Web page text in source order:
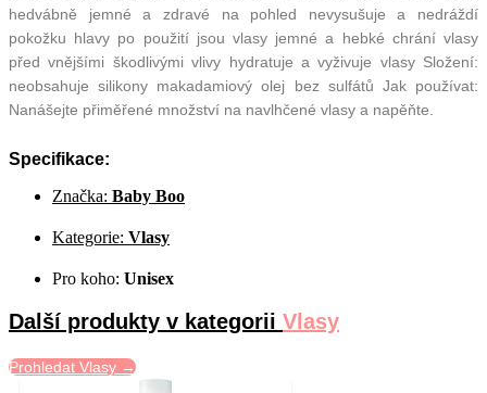
hedvábně jemné a zdravé na pohled nevysušuje a nedráždí
pokožku hlavy po použití jsou vlasy jemné a hebké chrání vlasy
před vnějšími škodlivými vlivy hydratuje a vyživuje vlasy Složení:
neobsahuje silikony makadamiový olej bez sulfátů Jak používat:
Nanášejte přiměřené množství na navlhčené vlasy a napěňte.
Specifikace:
Značka: Baby Boo
Kategorie: Vlasy
Pro koho: Unisex
Další produkty v kategorii Vlasy
Prohledat Vlasy →